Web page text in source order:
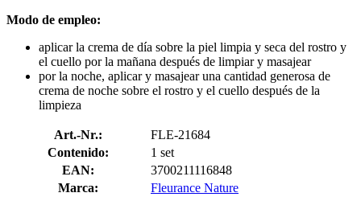
Modo de empleo:
aplicar la crema de día sobre la piel limpia y seca del rostro y
el cuello por la mañana después de limpiar y masajear
por la noche, aplicar y masajear una cantidad generosa de
crema de noche sobre el rostro y el cuello después de la
limpieza
Art.-Nr.:
FLE-21684
Contenido:
1 set
EAN:
3700211116848
Marca:
Fleurance Nature